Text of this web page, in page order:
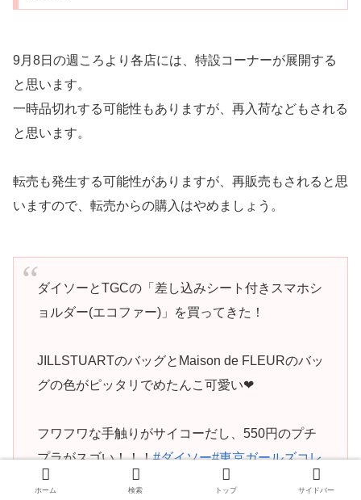
9月8日の週ころより各店には、特設コーナーが展開する
と思います。
一時品切れする可能性もありますが、再入荷などもされる
と思います。
転売も発生する可能性がありますが、再販売もされると思
いますので、転売からの購入はやめましょう。
ダイソーとTGCの「差し込みシート付きスマホシ
ョルダー(エコファー)」を買ってきた！
JILLSTUARTのバッグとMaison de FLEURのバッ
グの色がピッタリでめたんこ可愛い❤
フワフワな手触りがサイコーだし、550円のプチ
プラがスゴい！！！#ダイソー#東京ガールズコレ
クションコラボ
#プチプラ
ホーム 検索 トップ サイドバー